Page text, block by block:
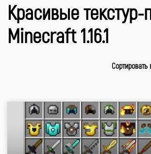
Красивые текстур-
Minecraft 1.16.1
Сортировать